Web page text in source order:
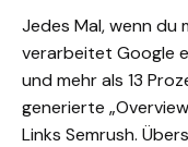
Jedes Mal, wenn du
verarbeitet Google
und mehr als 13
generierte
Links Semrush.